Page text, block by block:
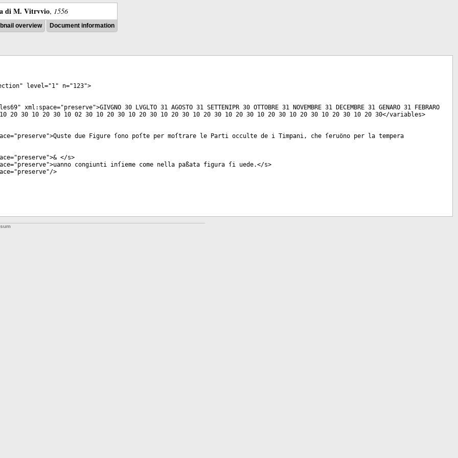
di M. Vitrvvio, 1556
overview Document information
" level="1" n="123">
" xml:space="preserve">GIVGNO 30 LVGLTO 31 AGOSTO 31 SETTENIPR 30 OTTOBRE 31 NOVEMBRE 31 DECEMBRE 31 GENARO 31 FEBRARO
31 10 20 30 10 20 30 10 02 30 10 20 30 10 20 30 10 20 30 10 20 30 10 20 30 10 20 30 10 20 30 10 20 30 10 20 30</variables>
="preserve">Quste due Figure ſono poſte per moſtrare le Parti occulte de i Timpani, che ſeruöno per la tempera
="preserve">& </s>
="preserve">uanno congiunti inſieme come nella paßata figura ſi uede.</s>
="preserve"/>